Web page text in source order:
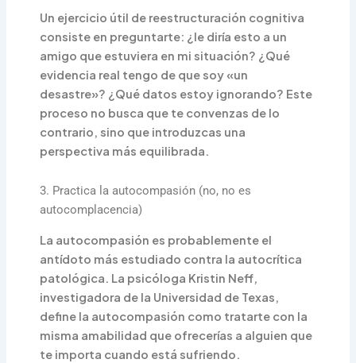
Un ejercicio útil de reestructuración cognitiva
consiste en preguntarte: ¿le diría esto a un
amigo que estuviera en mi situación? ¿Qué
evidencia real tengo de que soy «un
desastre»? ¿Qué datos estoy ignorando? Este
proceso no busca que te convenzas de lo
contrario, sino que introduzcas una
perspectiva más equilibrada.
3. Practica la autocompasión (no, no es
autocomplacencia)
La autocompasión es probablemente el
antídoto más estudiado contra la autocrítica
patológica. La psicóloga Kristin Neff,
investigadora de la Universidad de Texas,
define la autocompasión como tratarte con la
misma amabilidad que ofrecerías a alguien que
te importa cuando está sufriendo.